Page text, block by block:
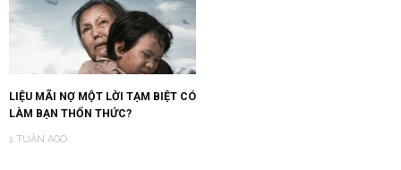
LIỆU MÃI NỢ MỘT LỜI TẠM BIỆT CÓ
LÀM BẠN THỔN THỨC?
1 TUẦN AGO